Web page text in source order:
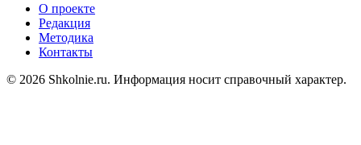
О проекте
Редакция
Методика
Контакты
© 2026 Shkolnie.ru. Информация носит справочный характер.